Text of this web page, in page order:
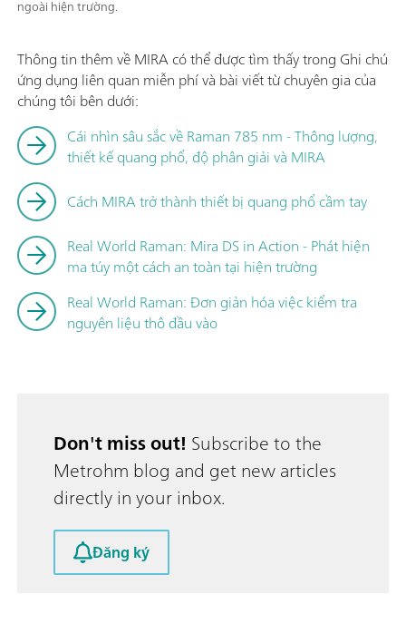
ngoài hiện trường.
Thông tin thêm về MIRA có thể được tìm thấy trong Ghi chú
ứng dụng liên quan miễn phí và bài viết từ chuyên gia của
chúng tôi bên dưới:
Cái nhìn sâu sắc về Raman 785 nm - Thông lượng,
thiết kế quang phổ, độ phân giải và MIRA
Cách MIRA trở thành thiết bị quang phổ cầm tay
Real World Raman: Mira DS in Action - Phát hiện
ma túy một cách an toàn tại hiện trường
Real World Raman: Đơn giản hóa việc kiểm tra
nguyên liệu thô đầu vào
Don't miss out! Subscribe to the
Metrohm blog and get new articles
directly in your inbox.
Đăng ký